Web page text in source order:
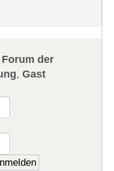
der
,Gast